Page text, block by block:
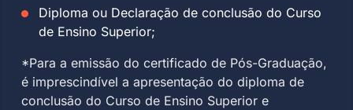
Diploma ou Declaração de conclusão do Curso
de Ensino Superior;
*Para a emissão do certificado de Pós-Graduação,
é imprescindível a apresentação do diploma de
conclusão do Curso de Ensino Superior e